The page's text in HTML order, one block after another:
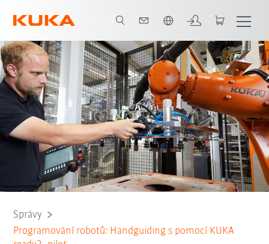
Správy
Programování robotů: Handguiding s pomocí KUKA